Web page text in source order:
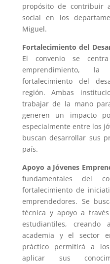
propósito de contribuir
social en los
Miguel.
Fortalecimiento del
El convenio se
emprendimiento,
fortalecimiento del
región. Ambas
trabajar de la mano
generen un impacto
especialmente entre los
buscan desarrollar sus
país.
Apoyo a Jóvenes
fundamentales del
fortalecimiento de
emprendedores. Se
técnica y apoyo a
estudiantiles,
academia y el sector
práctico permitirá a
aplicar sus